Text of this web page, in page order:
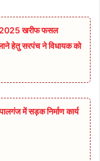
2025 खरीफ फसल
हेतु सरपंच ने विधायक को
में सड़क निर्माण कार्य